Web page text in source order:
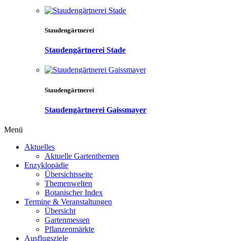
Staudengärtnerei
Staudengärtnerei Stade
Staudengärtnerei
Staudengärtnerei Gaissmayer
Menü
Aktuelles
Aktuelle Gartenthemen
Enzyklopädie
Übersichtsseite
Themenwelten
Botanischer Index
Termine & Veranstaltungen
Übersicht
Gartenmessen
Pflanzenmärkte
Ausflugsziele